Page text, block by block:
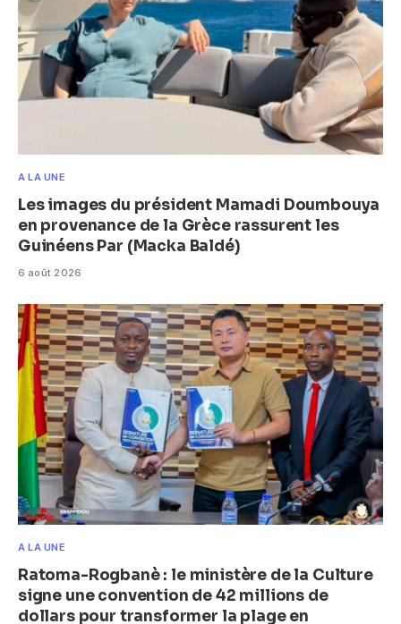
A LA UNE
Les images du président Mamadi Doumbouya
en provenance de la Grèce rassurent les
Guinéens Par (Macka Baldé)
6 août 2026
A LA UNE
Ratoma-Rogbanè : le ministère de la Culture
signe une convention de 42 millions de
dollars pour transformer la plage en